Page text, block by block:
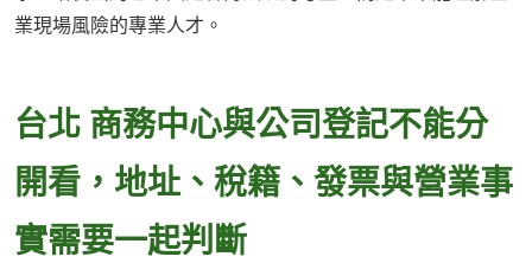
業現場風險的專業人才。
台北 商務中心與公司登記不能分
開看，地址、稅籍、發票與營業事
實需要一起判斷